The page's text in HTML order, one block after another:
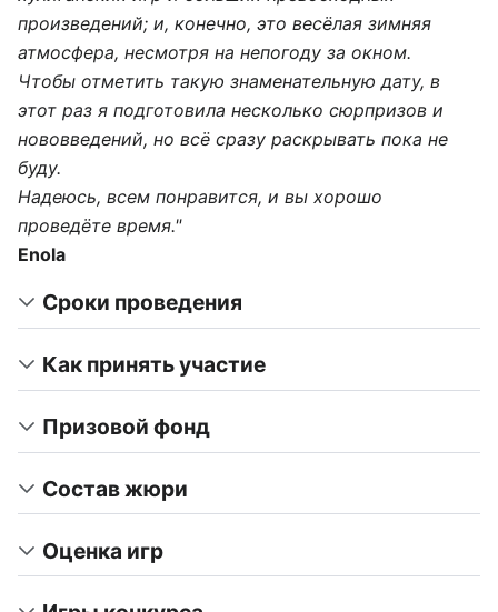
произведений; и, конечно, это весёлая зимняя
атмосфера, несмотря на непогоду за окном.
Чтобы отметить такую знаменательную дату, в
этот раз я подготовила несколько сюрпризов и
нововведений, но всё сразу раскрывать пока не
буду.
Надеюсь, всем понравится, и вы хорошо
проведёте время."
Enola
Сроки проведения
Как принять участие
Призовой фонд
Состав жюри
Оценка игр